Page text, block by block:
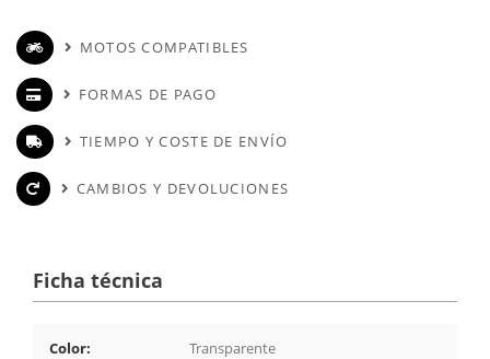
MOTOS COMPATIBLES
FORMAS DE PAGO
TIEMPO Y COSTE DE ENVÍO
CAMBIOS Y DEVOLUCIONES
Ficha técnica
Color: Transparente